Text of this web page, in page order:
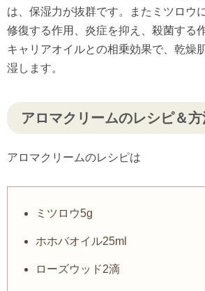
は、保湿力が抜群です。またミツロウ
修復する作用、炎症を抑え、殺菌する
キャリアオイルとの相乗効果で、乾燥
湿します。
アロマクリームのレシピ＆
アロマクリームのレシピは
ミツロウ5g
ホホバオイル25ml
ローズウッド2滴